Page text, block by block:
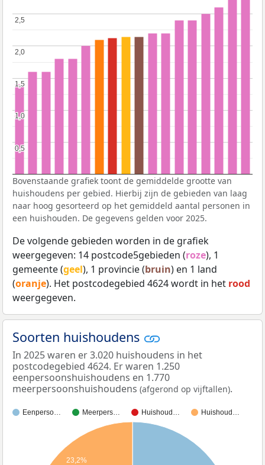
0,5
0,5
1,0
1,0
1,5
1,5
2,0
2,0
2,5
2,5
Bovenstaande grafiek toont de gemiddelde grootte van
huishoudens per gebied. Hierbij zijn de gebieden van laag
naar hoog gesorteerd op het gemiddeld aantal personen in
een huishouden. De gegevens gelden voor 2025.
De volgende gebieden worden in de grafiek
weergegeven: 14 postcode5gebieden (roze), 1
gemeente (geel), 1 provincie (bruin) en 1 land
(oranje). Het postcodegebied 4624 wordt in het rood
weergegeven.
Soorten huishoudens
In 2025 waren er 3.020 huishoudens in het
postcodegebied 4624. Er waren 1.250
eenpersoonshuishoudens en 1.770
meerpersoonshuishoudens (afgerond op vijftallen).
Eenperso… Meerpers… Huishoud… Huishoud…
23,2%